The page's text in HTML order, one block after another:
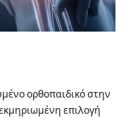
ορθοπαιδικό στην
επιλογή